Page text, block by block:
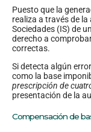
Puesto que la
realiza a través de
Sociedades (IS) de
derecho a
correctas.
Si detecta algún
como la base
prescripción de
presentación de la
Compensación de